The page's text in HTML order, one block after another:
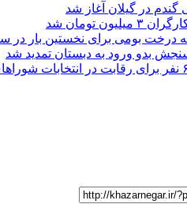
گندم در گیلان آغاز شد
تومان شد
بدو ورود به دبستان تمدید شد